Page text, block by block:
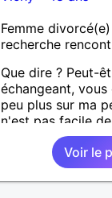
Femme
recherche
Que dire ? Peut-
échangeant, vous
peu plus sur ma
n'est pas facile
soi-même
Voir le